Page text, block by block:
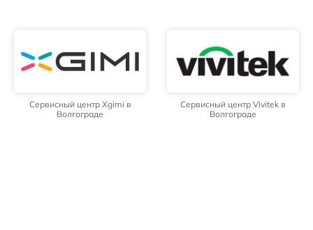
Сервисный центр Xgimi в
Волгограде
Сервисный центр Vivitek в
Волгограде